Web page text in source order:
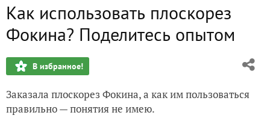
Как использовать плоскорез
Фокина? Поделитесь опытом
В избранное!
Заказала плоскорез Фокина, а как им пользоваться
правильно — понятия не имею.